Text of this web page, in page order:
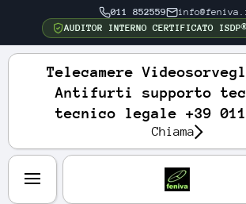
VAI DIRETTAMENTE AI CONTENUTI
011 852559
AUDITOR INTERNO CERTIFICATO
Telecamere
Antifurti supporto
tecnico legale +39
Chiama